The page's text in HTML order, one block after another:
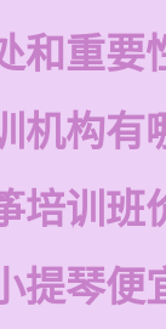
和重要
机构有
培训班
提琴便